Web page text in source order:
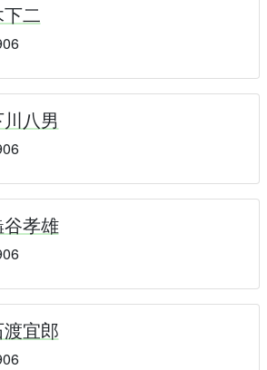
二
八男
孝雄
宜郎